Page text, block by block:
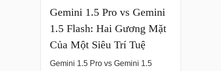
Gemini 1.5 Pro vs Gemini
1.5 Flash: Hai Gương Mặt
Của Một Siêu Trí Tuệ
Gemini 1.5 Pro vs Gemini 1.5